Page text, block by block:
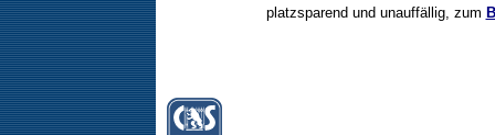
platzsparend und unauffällig, zum